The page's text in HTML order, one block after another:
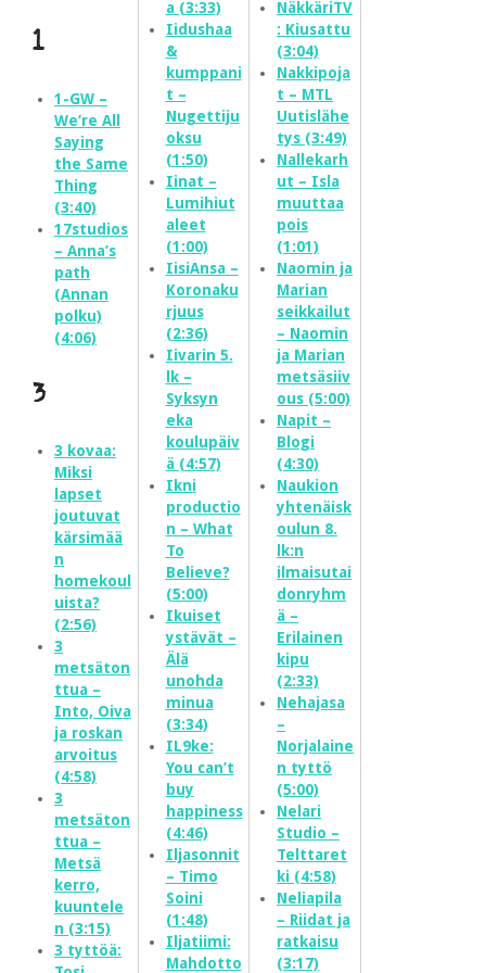
1
1-GW –
We’re All
Saying
the Same
Thing
(3:40)
17studios
– Anna’s
path
(Annan
polku)
(4:06)
3
3 kovaa:
Miksi
lapset
joutuvat
kärsimää
n
homekoul
uista?
(2:56)
3
metsäton
ttua –
Into, Oiva
ja roskan
arvoitus
(4:58)
3
metsäton
ttua –
Metsä
kerro,
kuuntele
n (3:15)
3 tyttöä:
a (3:33)
Iidushaa
&
kumppani
t –
Nugettiju
oksu
(1:50)
Iinat –
Lumihiut
aleet
(1:00)
IisiAnsa –
Koronaku
rjuus
(2:36)
Iivarin 5.
lk –
Syksyn
eka
koulupäiv
ä (4:57)
Ikni
productio
n – What
To
Believe?
(5:00)
Ikuiset
ystävät –
Älä
unohda
minua
(3:34)
IL9ke:
You can’t
buy
happiness
(4:46)
Iljasonnit
– Timo
Soini
(1:48)
Iljatiimi:
Mahdotto
NäkkäriTV
: Kiusattu
(3:04)
Nakkipoja
t – MTL
Uutislähe
tys (3:49)
Nallekarh
ut – Isla
muuttaa
pois
(1:01)
Naomin ja
Marian
seikkailut
– Naomin
ja Marian
metsäsiiv
ous (5:00)
Napit –
Blogi
(4:30)
Naukion
yhtenäisk
oulun 8.
lk:n
ilmaisutai
donryhm
ä –
Erilainen
kipu
(2:33)
Nehajasa
–
Norjalaine
n tyttö
(5:00)
Nelari
Studio –
Telttaret
ki (4:58)
Neliapila
– Riidat ja
ratkaisu
(3:17)